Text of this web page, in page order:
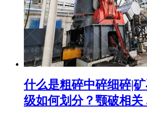
什么是粗碎中碎细碎|
级如何划分？颚破相关